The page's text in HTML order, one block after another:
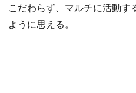
こだわらず、マルチに活動す
ように思える。